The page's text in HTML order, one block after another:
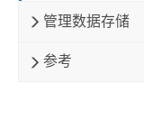
管理数据存储
参考